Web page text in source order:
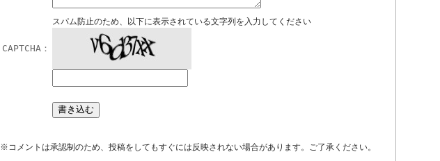
CAPTCHA：
スパム防止のため、以下に表示されている文字列を入力してください
※コメントは承認制のため、投稿をしてもすぐには反映されない場合があります。ご了承ください。